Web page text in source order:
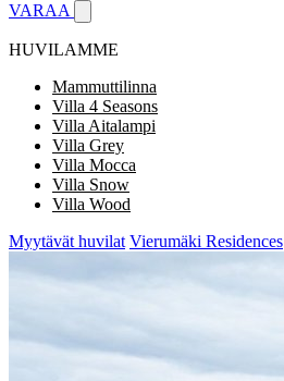
VARAA
HUVILAMME
Mammuttilinna
Villa 4 Seasons
Villa Aitalampi
Villa Grey
Villa Mocca
Villa Snow
Villa Wood
Myytävät huvilat Vierumäki Residences